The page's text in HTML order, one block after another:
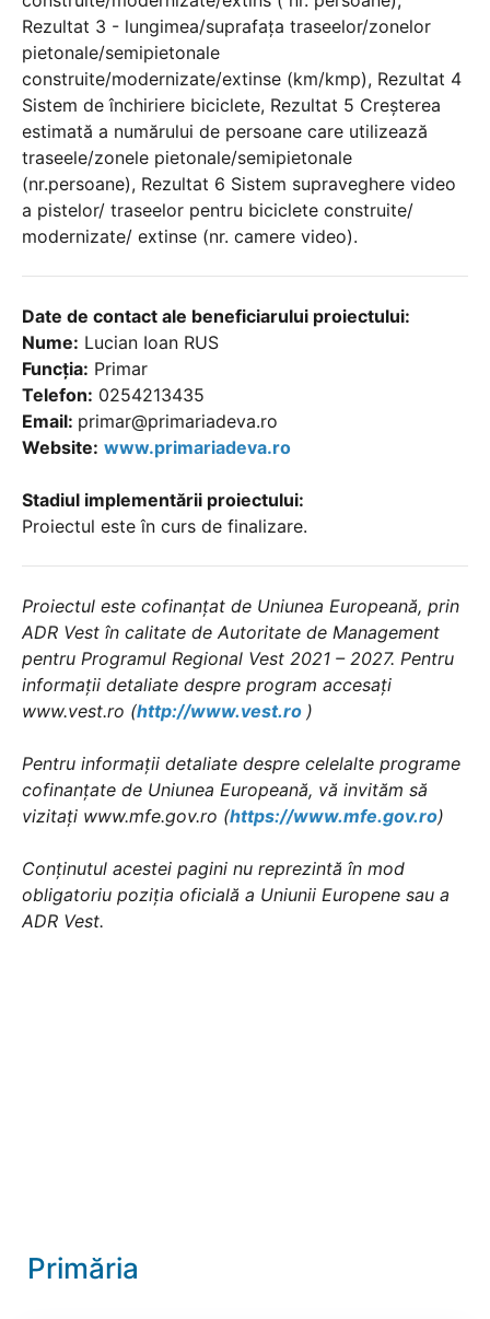
Rezultat 3 - lungimea/suprafața traseelor/zonelor
pietonale/semipietonale
construite/modernizate/extinse (km/kmp), Rezultat 4
Sistem de închiriere biciclete, Rezultat 5 Creșterea
estimată a numărului de persoane care utilizează
traseele/zonele pietonale/semipietonale
(nr.persoane), Rezultat 6 Sistem supraveghere video
a pistelor/ traseelor pentru biciclete construite/
modernizate/ extinse (nr. camere video).
Date de contact ale beneficiarului proiectului:
Nume: Lucian Ioan RUS
Funcția: Primar
Telefon: 0254213435
Email: primar@primariadeva.ro
Website: www.primariadeva.ro
Stadiul implementării proiectului:
Proiectul este în curs de finalizare.
Proiectul este cofinanțat de Uniunea Europeană, prin
ADR Vest în calitate de Autoritate de Management
pentru Programul Regional Vest 2021 – 2027. Pentru
informații detaliate despre program accesați
www.vest.ro (http://www.vest.ro )
Pentru informații detaliate despre celelalte programe
cofinanțate de Uniunea Europeană, vă invităm să
vizitați www.mfe.gov.ro (https://www.mfe.gov.ro)
Conținutul acestei pagini nu reprezintă în mod
obligatoriu poziția oficială a Uniunii Europene sau a
ADR Vest.
Primăria